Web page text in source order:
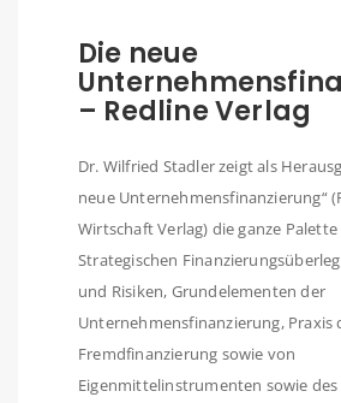
Die neue
– Redline Verlag
Dr. Wilfried Stadler zeigt als
neue Unternehmensfinanzierung“
Wirtschaft Verlag) die ganze
Strategischen
und Risiken, Grundelementen der
Unternehmensfinanzierung, Praxis
Fremdfinanzierung sowie von
Eigenmittelinstrumenten sowie des